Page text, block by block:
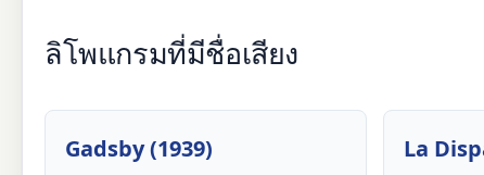
ลิโพแกรมที่มีชื่อเสียง
Gadsby (1939)
La